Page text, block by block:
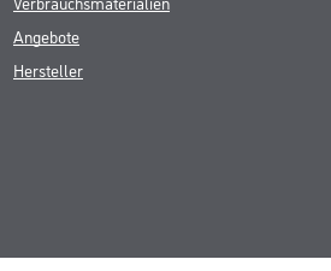
Angebote
Hersteller